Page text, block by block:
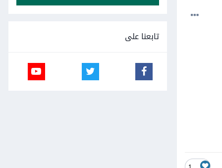
تابعنا على